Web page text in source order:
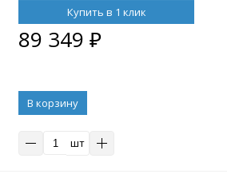
выключателей APL-210N и ручным
дублером HDM-1
Купить в 1 клик
89 349 ₽
В корзину
шт